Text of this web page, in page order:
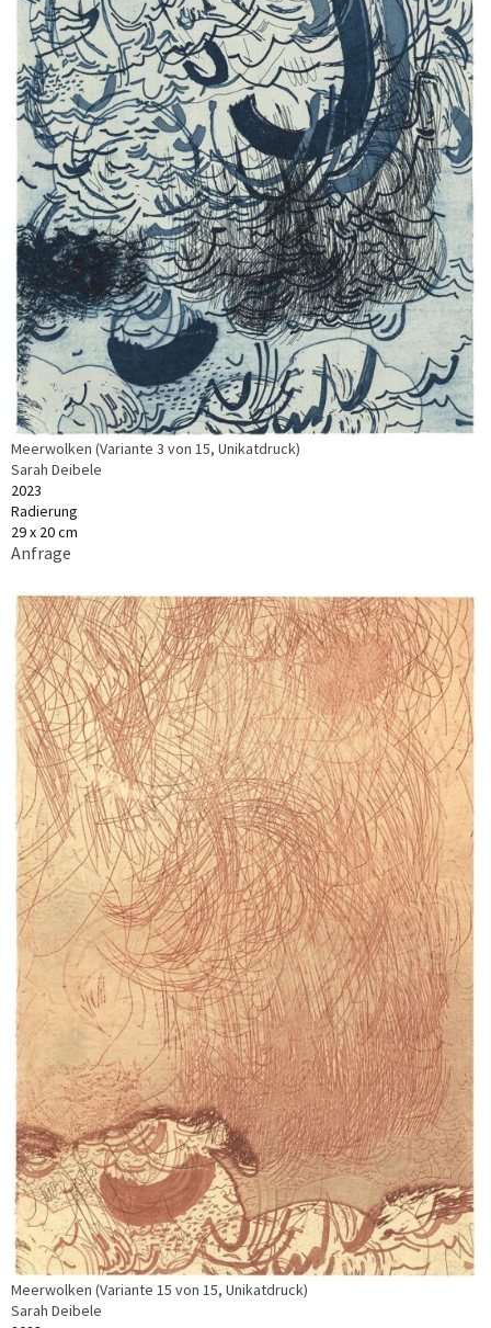
Meerwolken (Variante 3 von 15, Unikatdruck)
Sarah Deibele
2023
Radierung
29 x 20 cm
Anfrage
Meerwolken (Variante 15 von 15, Unikatdruck)
Sarah Deibele